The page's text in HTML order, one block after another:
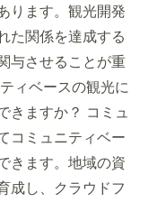
ります。観光開発
た関係を達成する
与させることが重
ィベースの観光に
きますか？ コミュ
コミュニティベー
きます。地域の資
成し、クラウドフ